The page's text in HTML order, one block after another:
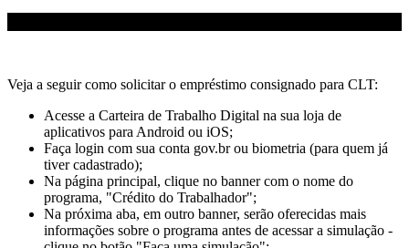
Veja a seguir como solicitar o empréstimo consignado para CLT:
Acesse a Carteira de Trabalho Digital na sua loja de
aplicativos para Android ou iOS;
Faça login com sua conta gov.br ou biometria (para quem já
tiver cadastrado);
Na página principal, clique no banner com o nome do
programa, "Crédito do Trabalhador";
Na próxima aba, em outro banner, serão oferecidas mais
informações sobre o programa antes de acessar a simulação -